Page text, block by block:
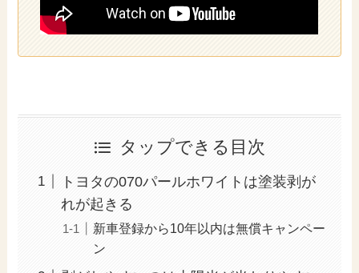
タップできる目次
トヨタの070パールホワイトは塗装剥が
れが起きる
新車登録から10年以内は無償キャンペー
ン